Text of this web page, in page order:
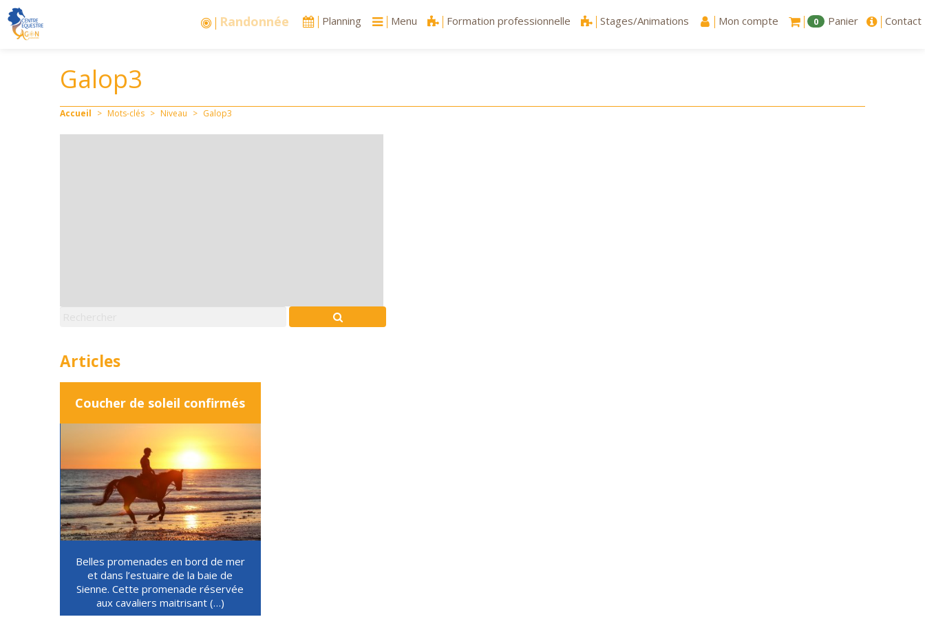
Stages vacances Planning Menu Formation professionnelle Stages/Animations Mon compte 0 Panier Contact
Galop3
Accueil > Mots-clés > Niveau > Galop3
Articles
Coucher de soleil confirmés
Belles promenades en bord de mer
et dans l’estuaire de la baie de
Sienne. Cette promenade réservée
aux cavaliers maitrisant (…)